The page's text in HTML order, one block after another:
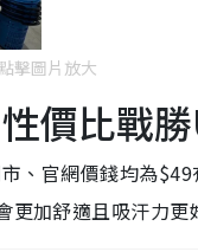
點擊圖片放大
價比戰勝
、官網價錢均為
加舒適且吸汗力更